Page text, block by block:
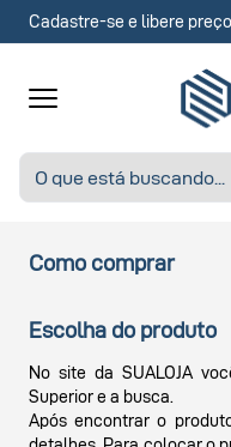
Cadastre-se e libere
Como comprar
Escolha do produto
No site da SUALOJA
Superior e a busca.
Após encontrar o